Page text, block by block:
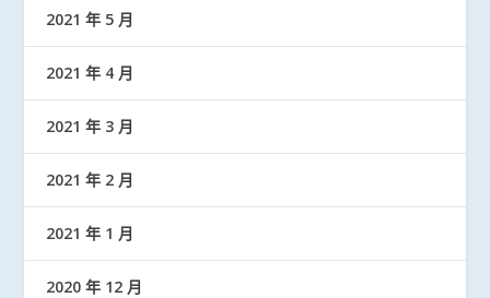
2021 年 5 月
2021 年 4 月
2021 年 3 月
2021 年 2 月
2021 年 1 月
2020 年 12 月